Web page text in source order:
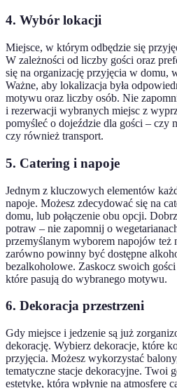
4. Wybór lokacji
Miejsce, w którym odbędzie się
W zależności od liczby gości oraz
się na organizację przyjęcia w domu,
Ważne, aby lokalizacja była
motywu oraz liczby osób. Nie
i rezerwacji wybranych miejsc z
pomyśleć o dojeździe dla gości – czy
czy również transport.
5. Catering i napoje
Jednym z kluczowych elementów
napoje. Możesz zdecydować się na
domu, lub połączenie obu opcji.
potraw – nie zapomnij o
przemyślanym wyborem napojów też
zarówno powinny być dostępne
bezalkoholowe. Zaskocz swoich
które pasują do wybranego motywu.
6. Dekoracja przestrzeni
Gdy miejsce i jedzenie są już
dekorację. Wybierz dekoracje, które
przyjęcia. Możesz wykorzystać
tematyczne stacje dekoracyjne. Twoi
estetykę, która wpłynie na atmosferę